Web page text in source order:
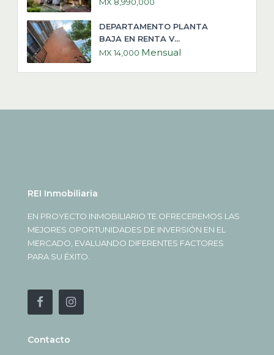
DEPARTAMENTO PLANTA
BAJA EN RENTA V...
MX 14,000 Mensual
REI Inmobiliaria
EN PROYECTO INMOBILIARIO TE OFRECEREMOS LAS
MEJORES OPORTUNIDADES DE INVERSIÓN EN EL
MERCADO, EVALUANDO DIFERENTES FACTORES
PARA SU ÉXITO.
Contacto